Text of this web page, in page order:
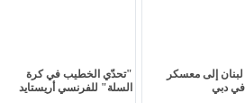
"تحدّي الخطيب في كرة
السلة" للفرنسي أريستايد
إلى معسكر
في دبي